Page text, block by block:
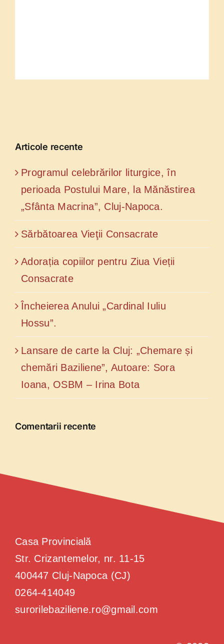
Articole recente
Programul celebrărilor liturgice, în
perioada Postului Mare, la Mănăstirea
„Sfânta Macrina”, Cluj-Napoca.
Sărbătoarea Vieţii Consacrate
Adorația copiilor pentru Ziua Vieții
Consacrate
Încheierea Anului „Cardinal Iuliu
Hossu”.
Lansare de carte la Cluj: „Chemare și
chemări Baziliene”, Autoare: Sora
Ioana, OSBM – Irina Bota
Comentarii recente
Casa Provincială
Str. Crizantemelor, nr. 11-15
400447 Cluj-Napoca (CJ)
0264-414049
surorilebaziliene.ro@gmail.com